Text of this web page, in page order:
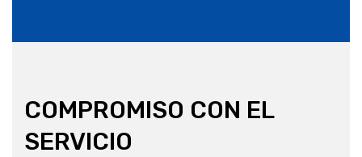
COMPROMISO CON EL
SERVICIO